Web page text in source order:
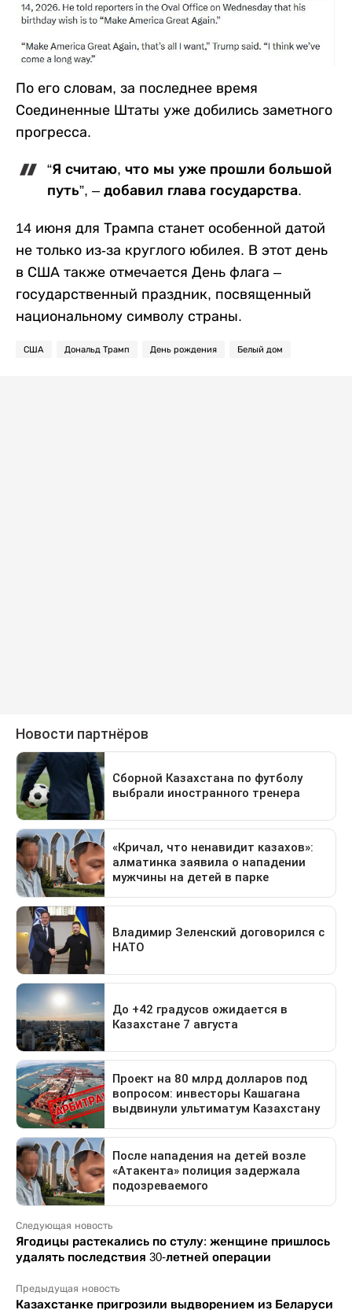
По его словам, за последнее время
Соединенные Штаты уже добились заметного
прогресса.
“Я считаю, что мы уже прошли большой
путь”, – добавил глава государства.
14 июня для Трампа станет особенной датой
не только из-за круглого юбилея. В этот день
в США также отмечается День флага –
государственный праздник, посвященный
национальному символу страны.
США Дональд Трамп День рождения Белый дом
Следующая новость
Ягодицы растекались по стулу: женщине пришлось
удалять последствия 30-летней операции
Предыдущая новость
Казахстанке пригрозили выдворением из Беларуси